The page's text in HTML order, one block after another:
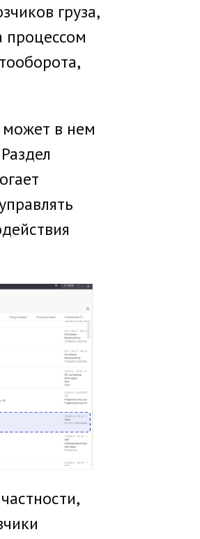
груза,
процессом
может в нем